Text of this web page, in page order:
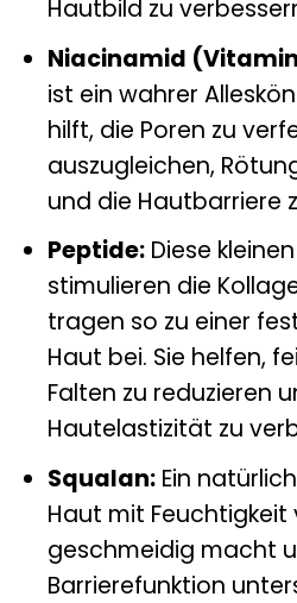
Hautbild zu
Niacinamid
ist ein wahrer
hilft, die Poren zu
auszugleichen,
und die Hautbarriere
Peptide:Diese
stimulieren die
tragen so zu einer
Haut bei. Sie helfen,
Falten zu reduzieren
Hautelastizität zu
Squalan:Ein
Haut mit Feuchtigkeit
geschmeidig macht
Barrierefunktion